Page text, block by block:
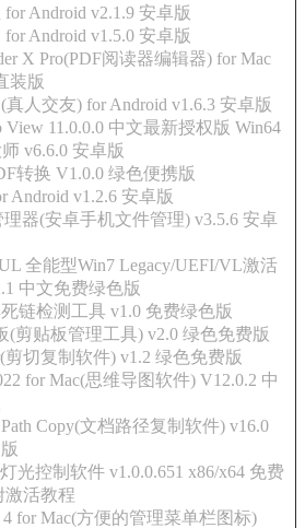
Android v2.1.9 安卓版
Android v1.5.0 安卓版
X Pro(PDF阅读器编辑器) for Mac
装版
人交友) for Android v1.6.3 安卓版
View 11.0.0.0 中文最新授权版 Win64
v6.6.0 安卓版
转换 V1.0.0 绿色便携版
Android v1.2.6 安卓版
理器(安卓手机文件管理) v3.5.6 安卓
全能型Win7 Legacy/UEFI/VL激活
中文免费绿色版
链检测工具 v1.0 免费绿色版
(剪贴板管理工具) v2.0 绿色免费版
剪切复制软件) v1.2 绿色免费版
for Mac(思维导图软件) V12.0.2 中
Copy(文档路径复制软件) v16.0
光控制软件 v1.0.0.651 x86/x64 免费
激活教程
4 for Mac(方便的管理菜单栏图标)